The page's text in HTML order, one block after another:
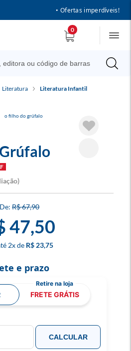
• Ofertas imperdíveis!
0
Literatura Literatura Infantil
R$ 67,90
47,50
2x R$ 23,75
e prazo
FRETE GRÁTIS
CALCULAR